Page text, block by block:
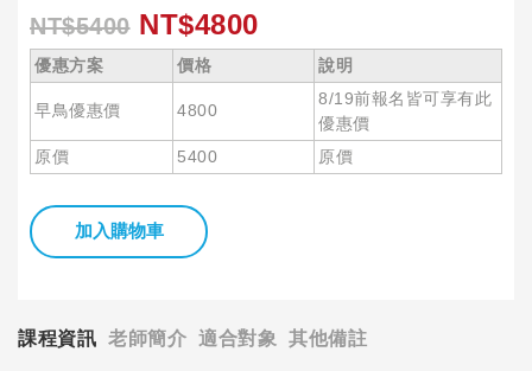
NT$5400 NT$4800
優惠方案 價格 說明
早鳥優惠價 4800
8/19前報名皆可享有此
優惠價
原價
5400 原價
加入購物車
課程資訊 老師簡介 適合對象 其他備註